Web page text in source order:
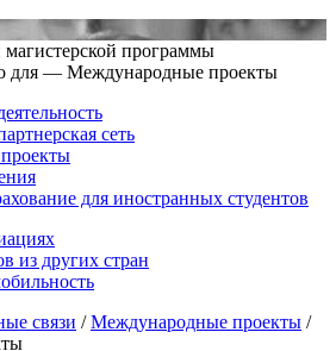
магистерской программы
для — Международные проекты
сеть
для иностранных студентов
из других стран
связи /Международные проекты /